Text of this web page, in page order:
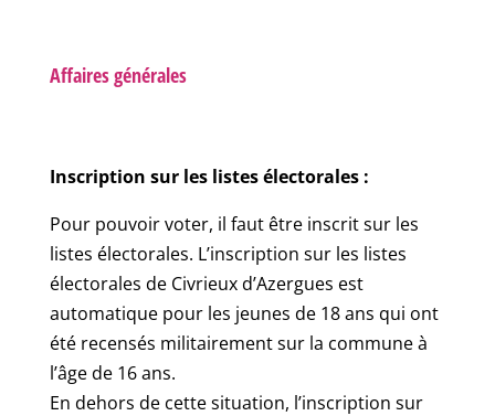
Affaires générales
Inscription sur les listes électorales :
Pour pouvoir voter, il faut être inscrit sur les
listes électorales. L’inscription sur les listes
électorales de Civrieux d’Azergues est
automatique pour les jeunes de 18 ans qui ont
été recensés militairement sur la commune à
l’âge de 16 ans.
En dehors de cette situation, l’inscription sur